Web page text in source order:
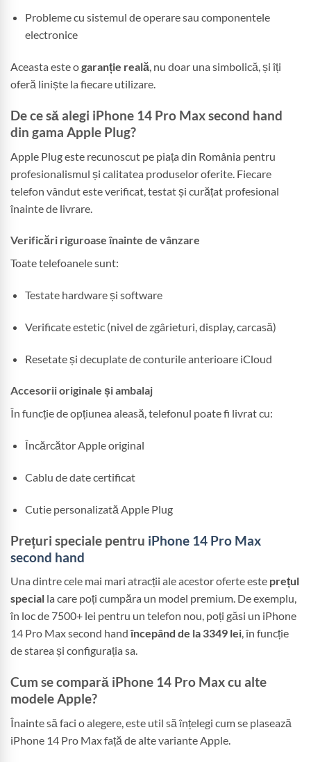
Probleme cu sistemul de operare sau componentele
electronice
Aceasta este ogaranție reală, nu doar una simbolică, și îți
oferă liniște la fiecare utilizare.
De ce să alegi iPhone 14 Pro Max second hand
din gama Apple Plug?
Apple Plug este recunoscut pe piața din România pentru
profesionalismul și calitatea produselor oferite. Fiecare
telefon vândut este verificat, testat și curățat profesional
înainte de livrare.
Verificări riguroase înainte de vânzare
Toate telefoanele sunt:
Testate hardware și software
Verificate estetic (nivel de zgârieturi, display, carcasă)
Resetate și decuplate de conturile anterioare iCloud
Accesorii originale și ambalaj
În funcție de opțiunea aleasă, telefonul poate fi livrat cu:
Încărcător Apple original
Cablu de date certificat
Cutie personalizată Apple Plug
Prețuri speciale pentru iPhone 14 Pro Max
second hand
Una dintre cele mai mari atracții ale acestor oferte este prețul
special la care poți cumpăra un model premium. De exemplu,
în loc de 7500+ lei pentru un telefon nou, poți găsi un iPhone
14 Pro Max second handîncepând de la 3349 lei, în funcție
de starea și configurația sa.
Cum se compară iPhone 14 Pro Max cu alte
modele Apple?
Înainte să faci o alegere, este util să înțelegi cum se plasează
iPhone 14 Pro Max față de alte variante Apple.